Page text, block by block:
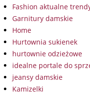
Fashion aktualne
Garnitury damskie
Home
Hurtownia sukienek
hurtownie odzieżowe
idealne portale do
jeansy damskie
Kamizelki